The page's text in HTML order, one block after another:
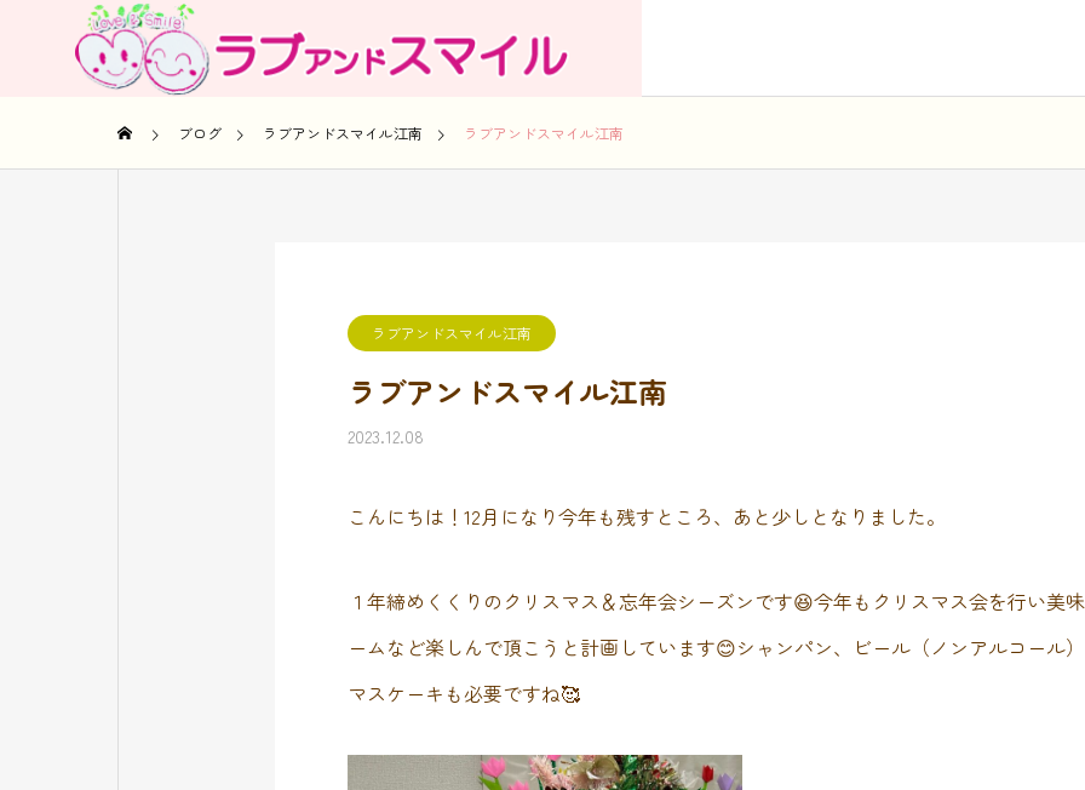
ブログ ラブアンドスマイル江南 ラブアンドスマイル江南
ラブアンドスマイル江南
ラブアンドスマイル江南
2023.12.08
こんにちは！12月になり今年も残すところ、あと少しとなりました。
１年締めくくりのクリスマス＆忘年会シーズンです😆今年もクリスマス会を行い美
ームなど楽しんで頂こうと計画しています😊シャンパン、ビール（ノンアルコール
マスケーキも必要ですね🥰